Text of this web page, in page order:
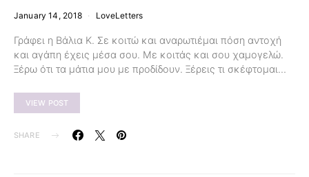
January 14, 2018 LoveLetters
Γράφει η Βάλια Κ. Σε κοιτώ και αναρωτιέμαι πόση αντοχή
και αγάπη έχεις μέσα σου. Με κοιτάς και σου χαμογελώ.
Ξέρω ότι τα μάτια μου με προδίδουν. Ξέρεις τι σκέφτομαι…
VIEW POST
SHARE